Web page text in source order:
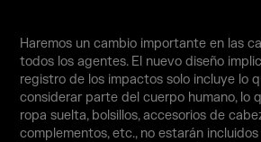
Haremos un cambio importante en las
todos los agentes. El nuevo diseño
registro de los impactos solo incluye lo
considerar parte del cuerpo humano, lo
ropa suelta, bolsillos, accesorios de
complementos, etc., no estarán